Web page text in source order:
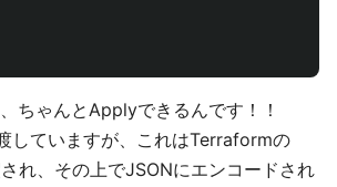
ちゃんとApplyできるんです！！
していますが、これはTerraformの
れ、その上でJSONにエンコードされ